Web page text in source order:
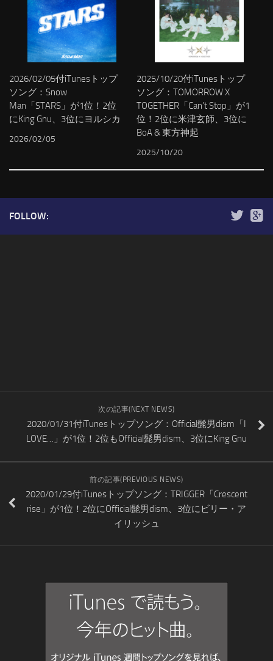
2026/02/05付iTunesトップ
ソング：Snow
Man「STARS」が1位！2位
にKing Gnu、3位にヨルシカ
2026/02/05
2025/10/20付iTunesトップ
ソング：TOMORROW X
TOGETHER「Can’t Stop」が1
位！2位に米津玄師、3位に
BoA & 東方神起
2025/10/20
FOLLOW:
次の記事(NEXT NEWS)
2020/01/31付iTunesトップソング：Official髭男dism「I
LOVE…」が1位！2位もOfficial髭男dism、3位にKing Gnu
前の記事(PREVIOUS NEWS)
2020/01/29付iTunesトップソング：TRIGGER「Crescent
rise」が1位！2位にOfficial髭男dism、3位にビリー・ア
イリッシュ